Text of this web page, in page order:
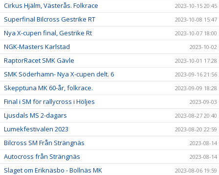
Cirkus Hjälm, Västerås. Folkrace 2023-10-15 20:45
Superfinal Bilcross Gestrike RT 2023-10-08 15:47
Nya X-cupen final, Gestrike Rt 2023-10-07 18:00
NGK-Masters Karlstad 2023-10-02
RaptorRacet SMK Gävle 2023-10-01 17:28
SMK Söderhamn- Nya X-cupen delt. 6 2023-09-16 21:56
Skepptuna MK 60-år, folkrace. 2023-09-09 18:28
Final i SM för rallycross i Höljes 2023-09-03
Ljusdals MS 2-dagars 2023-08-27 20:40
Lumekfestivalen 2023 2023-08-20 22:59
Bilcross SM Från Strängnäs 2023-08-14
Autocross från Strängnäs 2023-08-14
Slaget om Eriknäsbo - Bollnäs MK 2023-08-06 19:59